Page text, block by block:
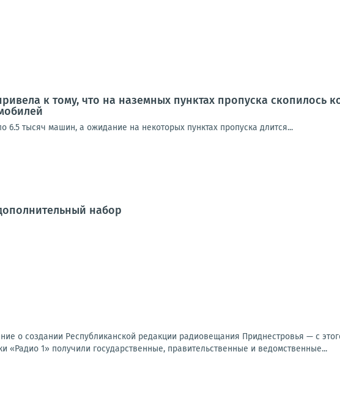
к тому, что на наземных пунктах пропуска скопилось
6.5 тысяч машин, а ожидание на некоторых пунктах пропуска длится...
набор
о создании Республиканской редакции радиовещания Приднестровья — с
«Радио 1» получили государственные, правительственные и ведомственные...